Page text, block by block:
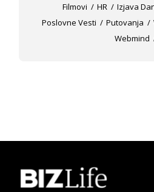
Filmovi
HR Izjava
Poslovne Vesti
Putovanja
Webmind